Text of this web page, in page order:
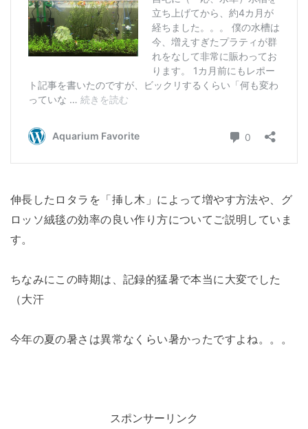
伸長したロタラを「挿し木」によって増やす方法や、グ
ロッソ絨毯の効率の良い作り方についてご説明していま
す。
ちなみにこの時期は、記録的猛暑で本当に大変でした
（大汗
今年の夏の暑さは異常なくらい暑かったですよね。。。
スポンサーリンク